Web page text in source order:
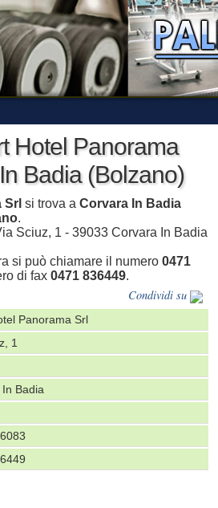
Hotel Panorama
Badia (Bolzano)
si trova a Corvara In Badia
.
Sciuz, 1 - 39033 Corvara In Badia
si può chiamare il numero 0471
di fax 0471 836449.
Condividi su
Panorama Srl
1
Badia